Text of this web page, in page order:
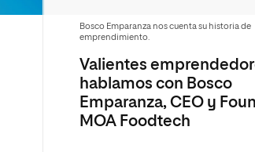
Bosco Emparanza nos cuenta su historia de
emprendimiento.
Valientes
hablamos con Bosco
Emparanza, CEO y
MOA Foodtech